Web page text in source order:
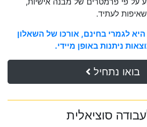
לעתיד.
לגמרי בחינם, אורכו של השאלון
ניתנות באופן מיידי.
בואו נתחיל
סוציאלית